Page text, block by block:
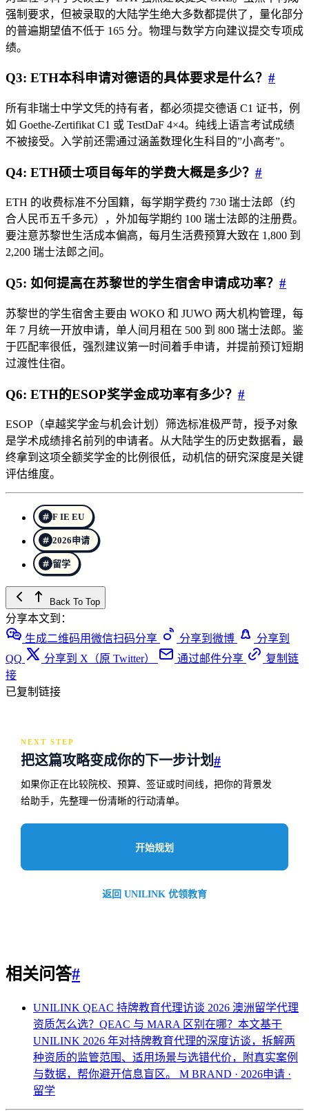
强制要求，但被录取的大陆学生绝大多数都提供了，量化部分
的普遍期望值不低于 165 分。物理与数学方向建议提交专项成
绩。
Q3: ETH本科申请对德语的具体要求是什么？ #
所有非瑞士中学文凭的持有者，都必须提交德语 C1 证书，例
如 Goethe-Zertifikat C1 或 TestDaF 4×4。纯线上语言考试成绩
不被接受。入学前还需通过涵盖数理化生科目的”小高考”。
Q4: ETH硕士项目每年的学费大概是多少？ #
ETH 的收费标准不分国籍，每学期学费约 730 瑞士法郎（约
合人民币五千多元），外加每学期约 100 瑞士法郎的注册费。
要注意苏黎世生活成本偏高，每月生活费预算大致在 1,800 到
2,200 瑞士法郎之间。
Q5: 如何提高在苏黎世的学生宿舍申请成功率？ #
苏黎世的学生宿舍主要由 WOKO 和 JUWO 两大机构管理，每
年 7 月统一开放申请，单人间月租在 500 到 800 瑞士法郎。鉴
于匹配率很低，强烈建议第一时间着手申请，并提前预订短期
过渡性住宿。
Q6: ETH的ESOP奖学金成功率有多少？ #
ESOP（卓越奖学金与机会计划）筛选标准极严苛，授予对象
是学术成绩排名前列的申请者。从大陆学生的历史数据看，最
终拿到这项全额奖学金的比例很低，动机信的研究深度是关键
评估维度。
F IE EU
2026申请
留学
Back To Top
分享本文到：
生成二维码用微信扫码分享
分享到微博
分享到
QQ
分享到 X（原 Twitter） 通过邮件分享
复制链
接
已复制链接
NEXT STEP
把这篇攻略变成你的下一步计划#
如果你正在比较院校、预算、签证或时间线，把你的背景发
给助手，先整理一份清晰的行动清单。
开始规划
返回 UNILINK 优领教育
相关问答#
UNILINK QEAC 持牌教育代理访谈 2026 澳洲留学代理
资质怎么选？QEAC 与 MARA 区别在哪？本文基于
UNILINK 2026 年对持牌教育代理的深度访谈，拆解两
种资质的监管范围、适用场景与选错代价，附真实案例
与数据，帮你避开信息盲区。 M BRAND · 2026申请 ·
留学